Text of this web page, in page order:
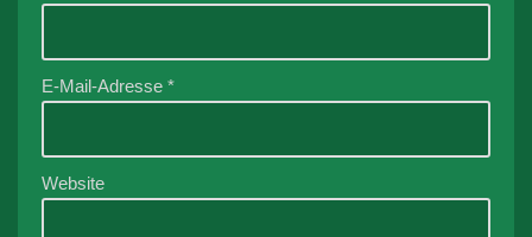
E-Mail-Adresse *
Website